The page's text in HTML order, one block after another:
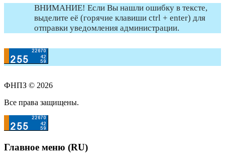
ВНИМАНИЕ! Если Вы нашли ошибку в тексте,
выделите её (горячие клавиши ctrl + enter) для
отправки уведомления администрации.
ФНПЗ © 2026
Все права защищены.
Главное меню (RU)